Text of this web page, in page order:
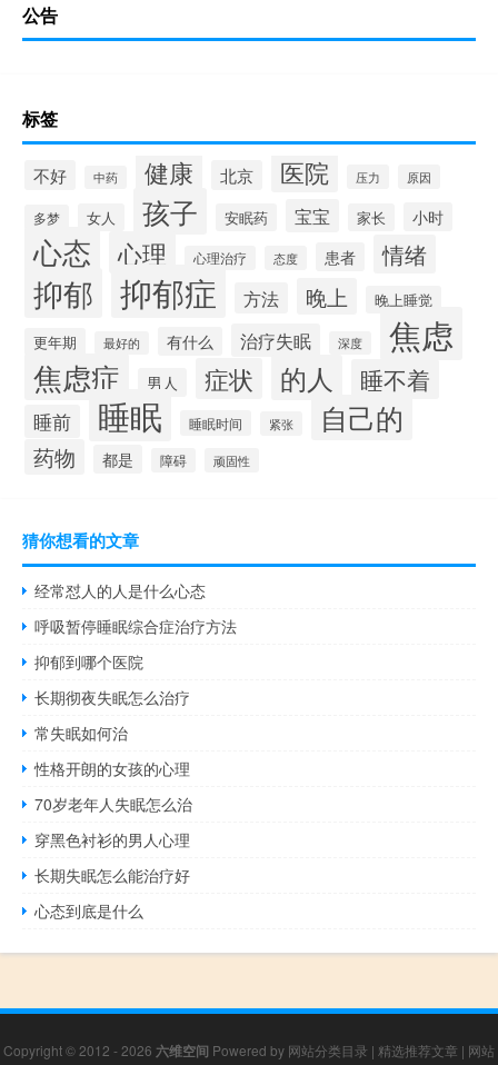
公告
标签
不好 中药 健康 北京 医院 压力 原因
多梦 女人 孩子 安眠药 宝宝 家长 小时
心态 心理 心理治疗 态度 患者 情绪
抑郁 抑郁症 方法 晚上
晚上睡觉
更年期
最好的 有什么 治疗失眠 深度 焦虑
焦虑症 男人 症状 的人 睡不着
睡前 睡眠 睡眠时间 紧张 自己的
药物 都是 障碍 顽固性
猜你想看的文章
经常怼人的人是什么心态
呼吸暂停睡眠综合症治疗方法
抑郁到哪个医院
长期彻夜失眠怎么治疗
常失眠如何治
性格开朗的女孩的心理
70岁老年人失眠怎么治
穿黑色衬衫的男人心理
长期失眠怎么能治疗好
心态到底是什么
Copyright © 2012 - 2026 六维空间 Powered by 网站分类目录 | 精选推荐文章 | 网站